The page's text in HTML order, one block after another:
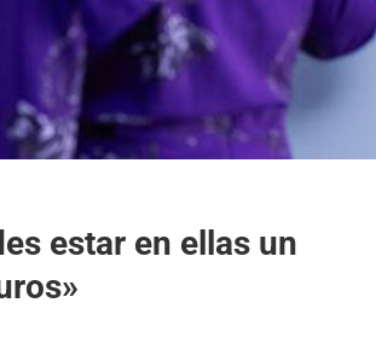
estar en ellas un